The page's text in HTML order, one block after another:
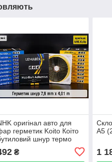
оригінал авто для
герметик Koito Коіто
шнур термо
₴
A5
1